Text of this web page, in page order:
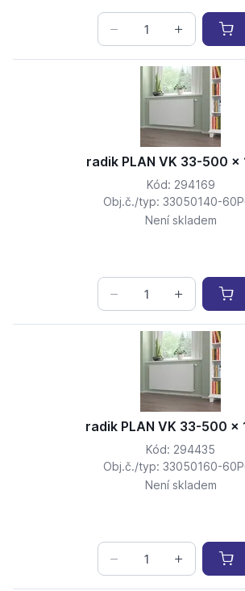
radik PLAN VK 33-500 x
Kód: 294169
Obj.č./typ: 33050140-
Není skladem
radik PLAN VK 33-500 x
Kód: 294435
Obj.č./typ: 33050160-
Není skladem